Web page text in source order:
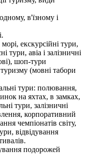
в'їзному і
екскурсійні тури,
тури, авіа і залізничні
шоп-тури
(мовні табори
тури: полювання,
на яхтах, в замках,
тури, залізничні
корпоративний
чемпіонатів світу,
відвідування
подорожей